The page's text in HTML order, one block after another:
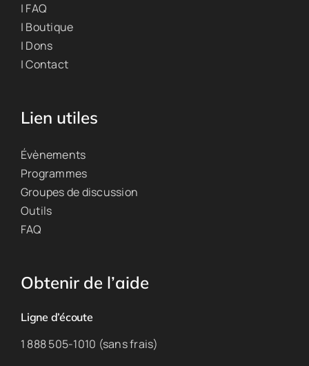
| FAQ
| Boutique
| Dons
| Contact
Lien utiles
Évènements
Programmes
Groupes de discussion
Outils
FAQ
Obtenir de l’aide
Ligne d’écoute
1 888 505-1010 (sans frais)